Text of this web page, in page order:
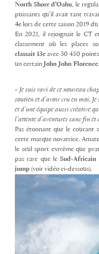
North Shore d’Oahu, le
puissants qu’il avait tant
4e lors de cette saison 2019
En 2021, il rejoignait le CT
classement où les places
classait 13e avec 30 450
un certain
John John Florence.
« Je suis ravi de ce nouveau
soutien et d’avoir cru en moi.
et d’une équipe aussi créative
l’attente d’aventures sans fin
Pas étonnant que le courant
cette marque novatrice.
le seul sport extrême que
pas rare que le Sud-Africain
jump (voir vidéo ci-dessous).